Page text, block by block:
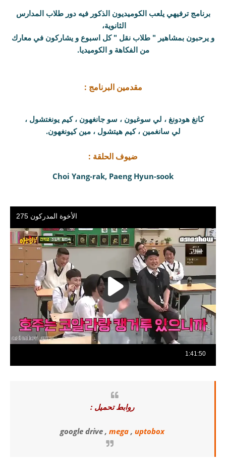
برنامج ترفيهي يلعب الكوميديون الذكور فيه دور طلاب المدارس
الثانوية،
و يرحبون بمشاهير " طلاب نقل " كل اسبوع و يشاركون في معارك
من الفكاهة و الكوميديا.
مقدمين البرنامج :
كانغ هودونغ ، لي سوغيون ، سو جانغهون ، كيم يونغتشول ،
لي سانغمين ، كيم هيتشول ، مين كيونغهون.
ضيوف الحلقة :
Choi Yang-rak, Paeng Hyun-sook
روابط تحميل :
google drive , mega , uptobox